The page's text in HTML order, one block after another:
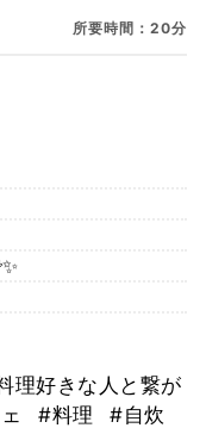
所要時間：20分
理好きな人と繋が
#料理
#自炊